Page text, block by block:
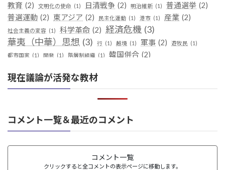
教育 (2) 文明化の使命 (1) 日清戦争 (2) 明治維新 (1) 普通選挙 (2)
普選運動 (2) 東アジア (2) 民主化運動 (1) 港市 (1) 産業 (2)
社会主義の変容 (1) 科学革命 (2) 経済危機 (3)
華夷（中華）思想 (3) 行 (1) 越境 (1) 軍事 (2) 遊牧民 (1)
都市国家 (1) 開発 (1) 階層制組織 (1) 韓国併合 (2)
現在議論が活発な教材
コメント一覧＆最近のコメント
コメント一覧
クリックすると全コメントの表示ページに移動します。